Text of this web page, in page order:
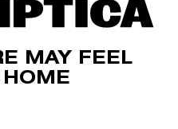
MAY FEEL